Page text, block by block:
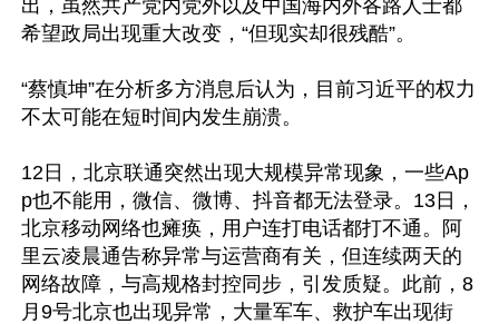
出，虽然共产党内党外以及中国海内外各路人士都
希望政局出现重大改变，“但现实却很残酷”。
“蔡慎坤”在分析多方消息后认为，目前习近平的权力
不太可能在短时间内发生崩溃。
12日，北京联通突然出现大规模异常现象，一些Ap
p也不能用，微信、微博、抖音都无法登录。13日，
北京移动网络也瘫痪，用户连打电话都打不通。阿
里云凌晨通告称异常与运营商有关，但连续两天的
网络故障，与高规格封控同步，引发质疑。此前，8
月9号北京也出现异常，大量军车、救护车出现街